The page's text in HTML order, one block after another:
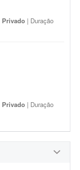
Privado | Duração
Privado | Duração